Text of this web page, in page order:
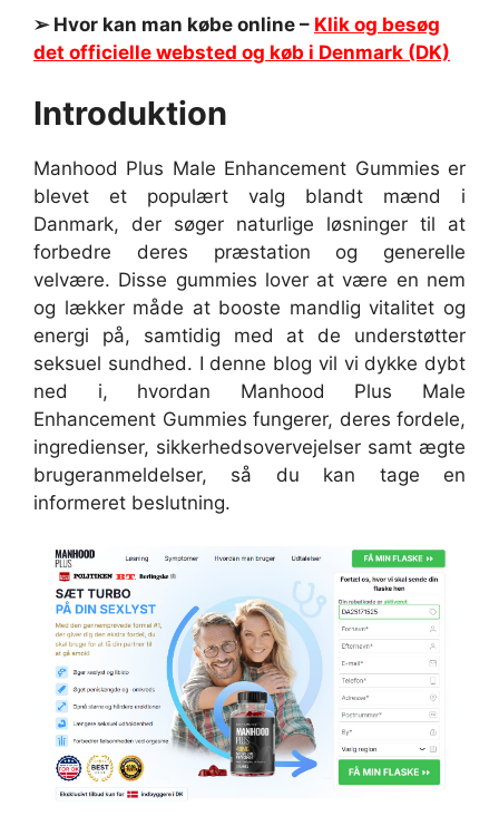
➢ Hvor kan man købe online – Klik og besøg
det officielle websted og køb i Denmark (DK)
Introduktion
Manhood Plus Male Enhancement Gummies er
blevet et populært valg blandt mænd i
Danmark, der søger naturlige løsninger til at
forbedre deres præstation og generelle
velvære. Disse gummies lover at være en nem
og lækker måde at booste mandlig vitalitet og
energi på, samtidig med at de understøtter
seksuel sundhed. I denne blog vil vi dykke dybt
ned i, hvordan Manhood Plus Male
Enhancement Gummies fungerer, deres fordele,
ingredienser, sikkerhedsovervejelser samt ægte
brugeranmeldelser, så du kan tage en
informeret beslutning.